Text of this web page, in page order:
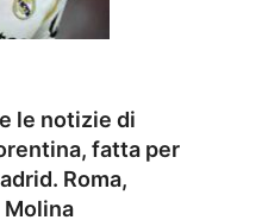
le notizie di
fatta per
Roma,
Molina